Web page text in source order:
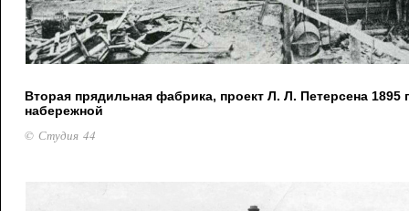
Вторая прядильная фабрика, проект Л. Л. Петерсена 1895
набережной
© Студия 44